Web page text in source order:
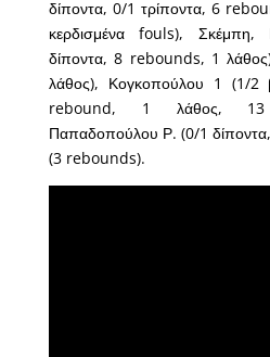
δίποντα, 0/1 τρίποντα, 6
κερδισμένα fouls),
δίποντα, 8 rebounds, 1
λάθος), Κογκοπούλου 1 (1/2
rebound, 1 λάθος, 13
Παπαδοπούλου Ρ. (0/1
(3 rebounds).